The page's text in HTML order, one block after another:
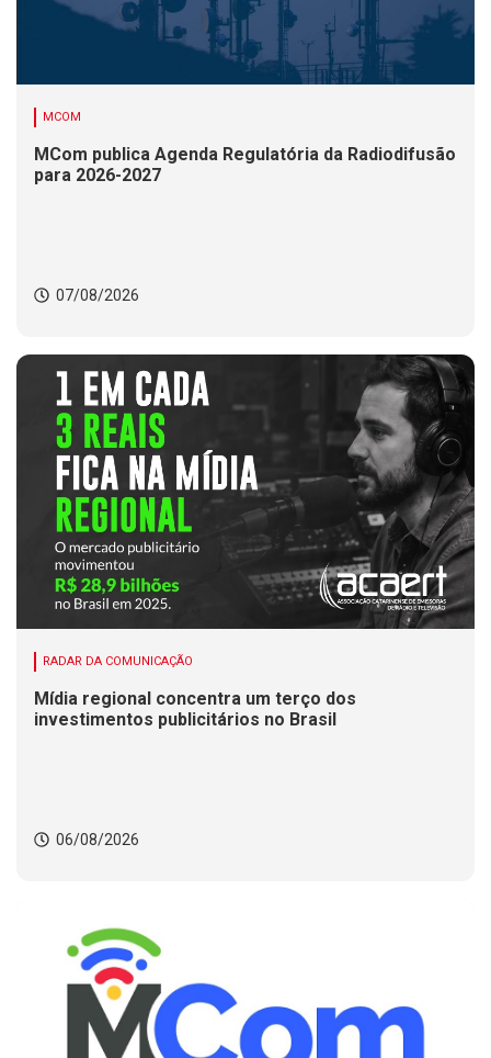
MCOM
MCom publica Agenda Regulatória da Radiodifusão
para 2026-2027
07/08/2026
RADAR DA COMUNICAÇÃO
Mídia regional concentra um terço dos
investimentos publicitários no Brasil
06/08/2026